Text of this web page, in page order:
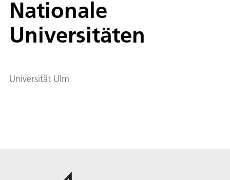
Nationale
Universitäten
Universität Ulm